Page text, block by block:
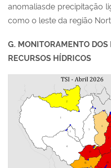
anomaliasde precipitação
como o leste da região
G. MONITORAMENTO DOS
RECURSOS HÍDRICOS